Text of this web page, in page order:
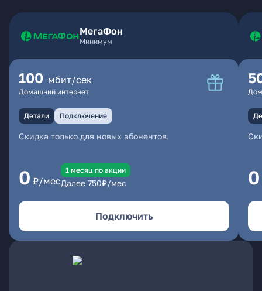
МегаФон
Минимум
100 мбит/сек
Домашний интернет
Детали Подключение
Скидка только для новых абонентов.
0 ₽/мес
1 месяц по акции
Далее 750₽/мес
Подключить
0